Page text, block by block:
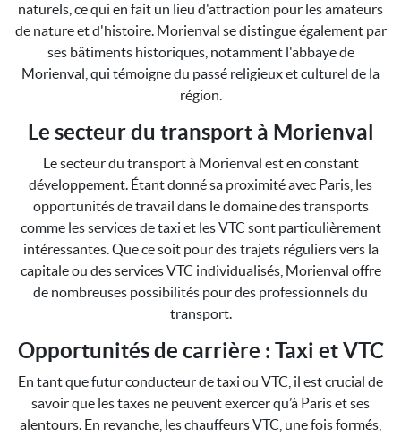
naturels, ce qui en fait un lieu d'attraction pour les amateurs
de nature et d'histoire. Morienval se distingue également par
ses bâtiments historiques, notamment l'abbaye de
Morienval, qui témoigne du passé religieux et culturel de la
région.
Le secteur du transport à Morienval
Le secteur du transport à Morienval est en constant
développement. Étant donné sa proximité avec Paris, les
opportunités de travail dans le domaine des transports
comme les services de taxi et les VTC sont particulièrement
intéressantes. Que ce soit pour des trajets réguliers vers la
capitale ou des services VTC individualisés, Morienval offre
de nombreuses possibilités pour des professionnels du
transport.
Opportunités de carrière : Taxi et VTC
En tant que futur conducteur de taxi ou VTC, il est crucial de
savoir que les taxes ne peuvent exercer qu’à Paris et ses
alentours. En revanche, les chauffeurs VTC, une fois formés,